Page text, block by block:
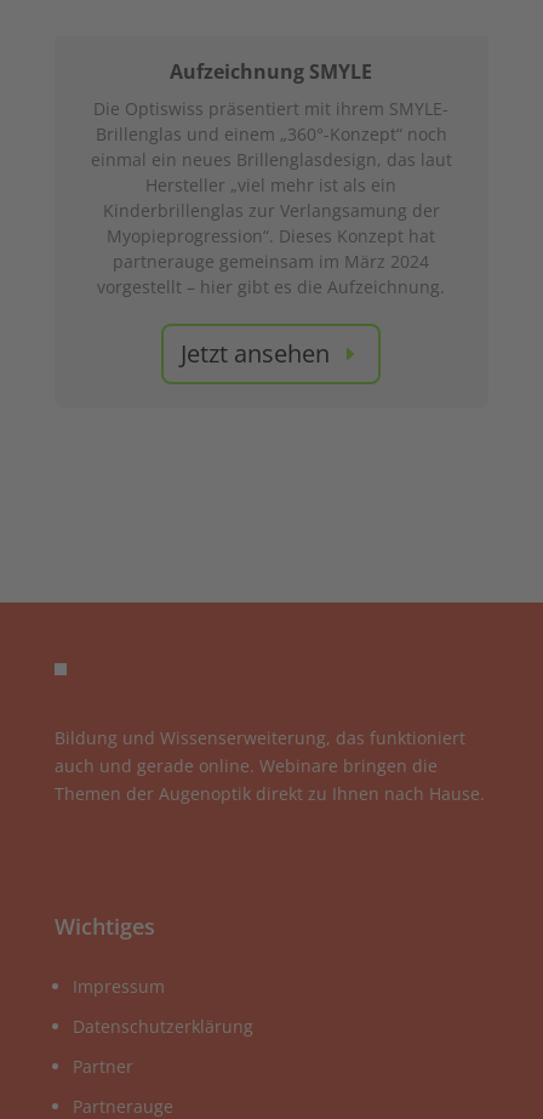
Aufzeichnung SMYLE
Die Optiswiss präsentiert mit ihrem SMYLE-
Brillenglas und einem „360°-Konzept“ noch
einmal ein neues Brillenglasdesign, das laut
Hersteller „viel mehr ist als ein
Kinderbrillenglas zur Verlangsamung der
Myopieprogression“. Dieses Konzept hat
partnerauge gemeinsam im März 2024
vorgestellt – hier gibt es die Aufzeichnung.
Jetzt ansehen
Bildung und Wissenserweiterung, das funktioniert
auch und gerade online. Webinare bringen die
Themen der Augenoptik direkt zu Ihnen nach Hause.
Wichtiges
Impressum
Datenschutzerklärung
Partner
Partnerauge